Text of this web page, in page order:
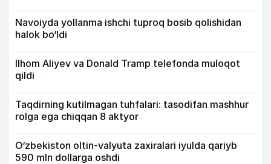
Navoiyda yollanma ishchi tuproq bosib qolishidan
halok bo‘ldi
Ilhom Aliyev va Donald Tramp telefonda muloqot
qildi
Taqdirning kutilmagan tuhfalari: tasodifan mashhur
rolga ega chiqqan 8 aktyor
O‘zbekiston oltin-valyuta zaxiralari iyulda qariyb
590 mln dollarga oshdi